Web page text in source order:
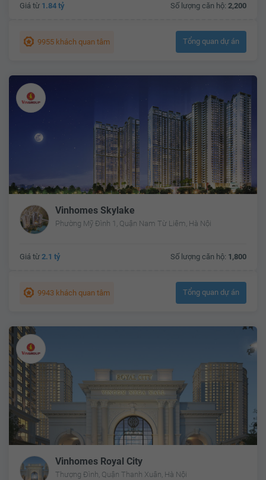
Giá từ 1.84 tỷ Số lượng căn hộ: 2,200
9955 khách quan tâm Tổng quan dự án
Vinhomes Skylake
Phường Mỹ Đình 1, Quận Nam Từ Liêm, Hà Nội
Giá từ 2.1 tỷ Số lượng căn hộ: 1,800
9943 khách quan tâm Tổng quan dự án
Vinhomes Royal City
Thượng Đình, Quận Thanh Xuân, Hà Nội